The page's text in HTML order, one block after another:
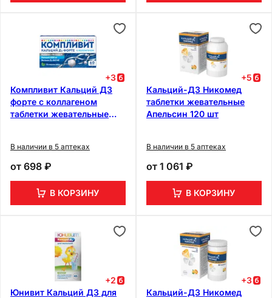
+3
Компливит Кальций Д3
форте с коллагеном
таблетки жевательные
В наличии в 5 аптеках
от 698 ₽
В КОРЗИНУ
+5
Кальций-Д3 Никомед
таблетки жевательные
Апельсин 120 шт
В наличии в 5 аптеках
от 1 061 ₽
В КОРЗИНУ
+2
Юнивит Кальций Д3 для
+3
Кальций-Д3 Никомед